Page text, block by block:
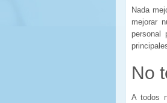
Nada
mejorar
personal
No
A todos